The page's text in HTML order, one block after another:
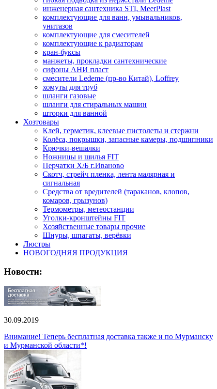
инженерная сантехника STI, MeerPlast
комплектующие для ванн, умывальников,
унитазов
комплектующие для смесителей
комплектующие к радиаторам
кран-буксы
манжеты, прокладки сантехнические
сифоны АНИ пласт
смесители Ledeme (пр-во Китай), Loffrey
хомуты для труб
шланги газовые
шланги для стиральных машин
шторки для ванной
Хозтовары
Клей, герметик, клеевые пистолеты и стержни
Колёса, покрышки, запасные камеры, подшипники
Крючки-вешалки
Ножницы и шилья FIT
Перчатки Х/Б г.Иваново
Скотч, стрейч пленка, лента малярная и
сигнальная
Средства от вредителей (тараканов, клопов,
комаров, грызунов)
Термометры, метеостанции
Уголки-кронштейны FIT
Хозяйственные товары прочие
Шнуры, шпагаты, верёвки
Люстры
НОВОГОДНЯЯ ПРОДУКЦИЯ
Новости:
30.09.2019
Внимание! Теперь бесплатная доставка также и по Мурманску
и Мурманской области*!